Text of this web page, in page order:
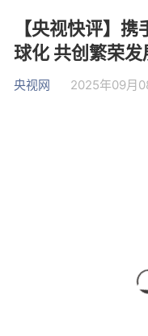
【央视快评】
球化 共创繁荣
央视网 2025年09月